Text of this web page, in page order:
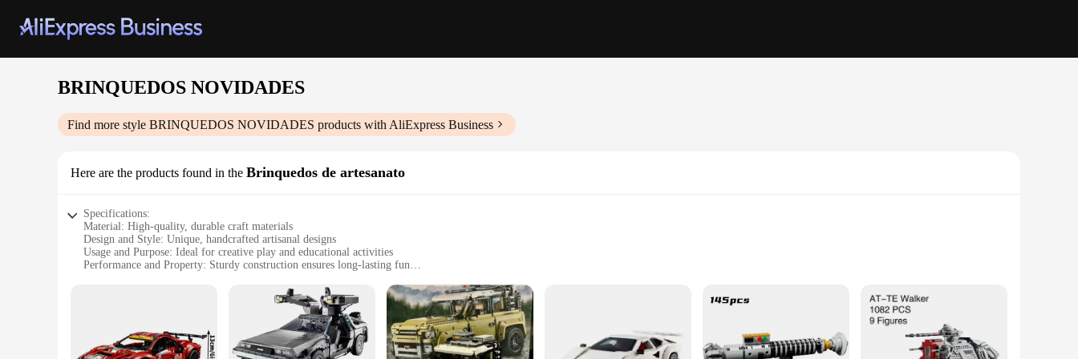
BRINQUEDOS NOVIDADES
Find more style BRINQUEDOS NOVIDADES products with AliExpress Business
Here are the products found in the Brinquedos de artesanato
Specifications:
Material: High-quality, durable craft materials
Design and Style: Unique, handcrafted artisanal designs
Usage and Purpose: Ideal for creative play and educational activities
Performance and Property: Sturdy construction ensures long-lasting fun
Applicable People: Suitable for children and collectors alike
**Captivating Craftsmanship**
Step into a world of enchantment with the BRINQUEDOS NOVIDADES collection, where each piece is a testament to the artisanal excellence of its creators. These handcrafted toys are not just